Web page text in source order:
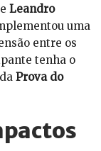
Leandro
uma
entre os
tenha o
Prova do